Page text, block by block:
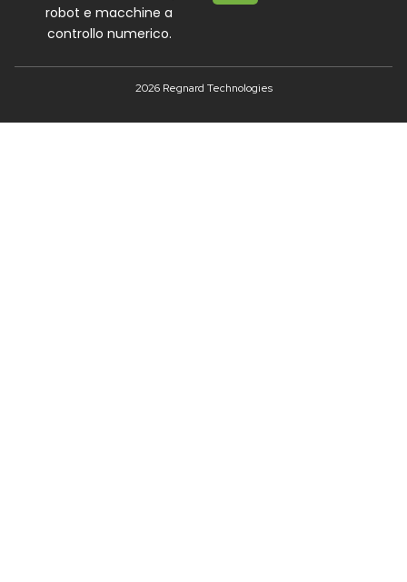
robot e macchine a
controllo numerico.
2026 Regnard Technologies